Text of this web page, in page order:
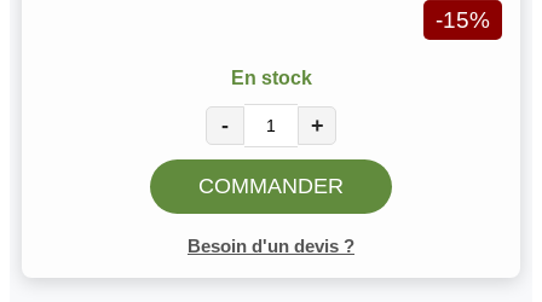
-15%
En stock
- +
COMMANDER
Besoin d'un devis ?